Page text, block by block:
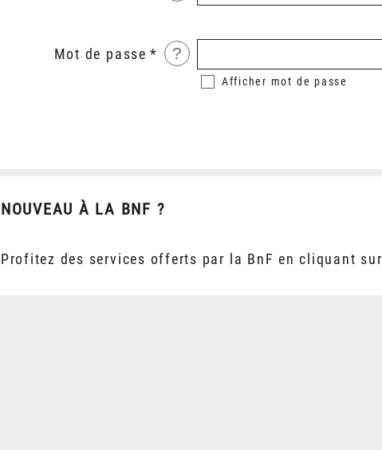
Mot de passe ?
Afficher mot de passe
NOUVEAU À LA BNF ?
Profitez des services offerts par la BnF en cliquant sur